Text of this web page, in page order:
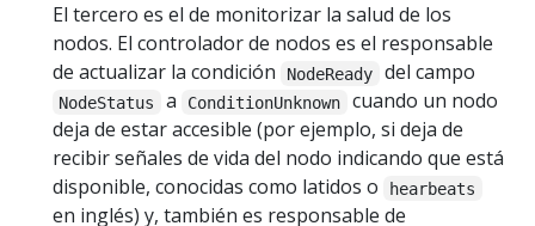
El tercero es el de monitorizar la salud de los
nodos. El controlador de nodos es el responsable
de actualizar la condición
NodeReady del campo
NodeStatus a ConditionUnknown
cuando un nodo
deja de estar accesible (por ejemplo, si deja de
recibir señales de vida del nodo indicando que está
disponible, conocidas como latidos o
hearbeats
en inglés) y, también es responsable de